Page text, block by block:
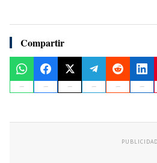
Compartir
PUBLICIDAD